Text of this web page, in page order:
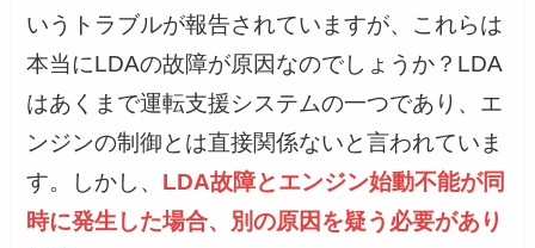
いうトラブルが報告されていますが、これらは
本当にLDAの故障が原因なのでしょうか？LDA
はあくまで運転支援システムの一つであり、エ
ンジンの制御とは直接関係ないと言われていま
す。しかし、 LDA故障とエンジン始動不能が同
時に発生した場合、別の原因を疑う必要があり